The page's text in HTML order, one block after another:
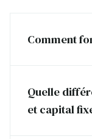
Comment
Quelle
et capital